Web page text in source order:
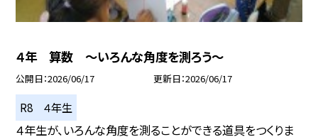
４年 算数 ～いろんな角度を測ろう～
公開日 2026/06/17 更新日 2026/06/17
R8 ４年生
４年生が、いろんな角度を測ることができる道具をつくりま